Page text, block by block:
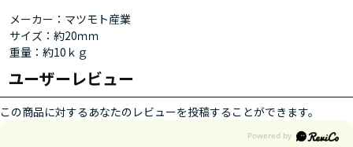
メーカー：マツモト産業
サイズ：約20ｍｍ
重量：約10ｋｇ
ユーザーレビュー
この商品に対するあなたのレビューを投稿することができます。